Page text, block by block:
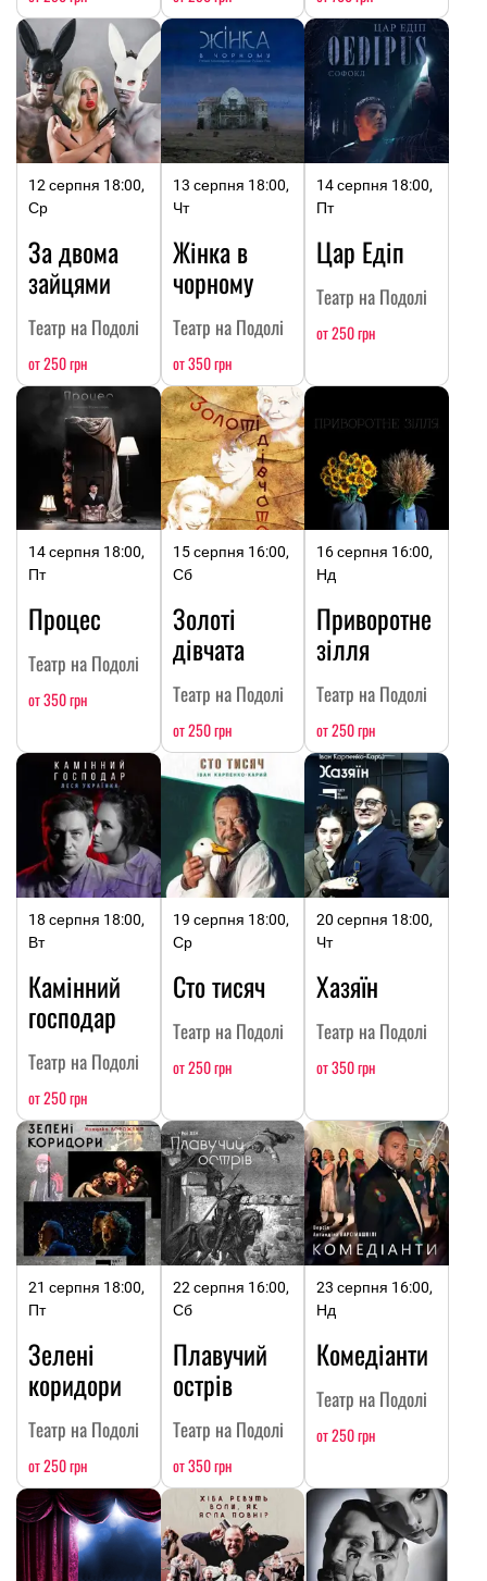
12 серпня 18:00,
Ср
За двома
зайцями
Театр на Подолі
от 250 грн
13 серпня 18:00,
Чт
Жінка в
чорному
Театр на Подолі
от 350 грн
14 серпня 18:00,
Пт
Цар Едіп
Театр на Подолі
от 250 грн
14 серпня 18:00,
Пт
Процес
Театр на Подолі
от 350 грн
15 серпня 16:00,
Сб
Золоті
дівчата
Театр на Подолі
от 250 грн
16 серпня 16:00,
Нд
Приворотне
зілля
Театр на Подолі
от 250 грн
18 серпня 18:00,
Вт
Камінний
господар
Театр на Подолі
от 250 грн
19 серпня 18:00,
Ср
Сто тисяч
Театр на Подолі
от 250 грн
20 серпня 18:00,
Чт
Хазяїн
Театр на Подолі
от 350 грн
21 серпня 18:00,
Пт
Зелені
коридори
Театр на Подолі
от 250 грн
22 серпня 16:00,
Сб
Плавучий
острів
Театр на Подолі
от 350 грн
23 серпня 16:00,
Нд
Комедіанти
Театр на Подолі
от 250 грн